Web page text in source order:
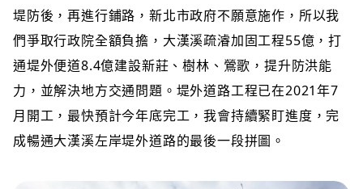
堤防後，再進行鋪路，新北市政府不願意施作，所以我
們爭取行政院全額負擔，大漢溪疏濬加固工程55億，打
通堤外便道8.4億建設新莊、樹林、鶯歌，提升防洪能
力，並解決地方交通問題。堤外道路工程已在2021年7
月開工，最快預計今年底完工，我會持續緊盯進度，完
成暢通大漢溪左岸堤外道路的最後一段拼圖。